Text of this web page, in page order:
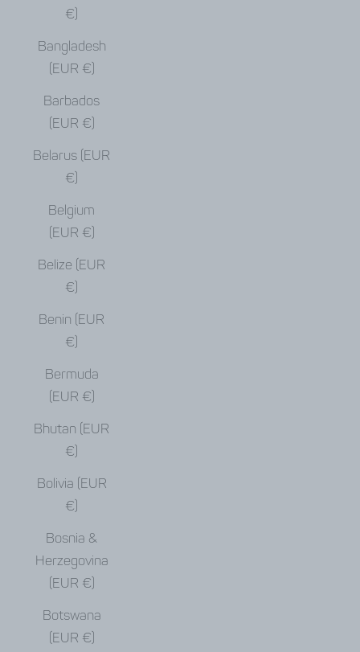
€)
Bangladesh
(EUR €)
Barbados
(EUR €)
Belarus (EUR
€)
Belgium
(EUR €)
Belize (EUR
€)
Benin (EUR
€)
Bermuda
(EUR €)
Bhutan (EUR
€)
Bolivia (EUR
€)
Bosnia &
Herzegovina
(EUR €)
Botswana
(EUR €)